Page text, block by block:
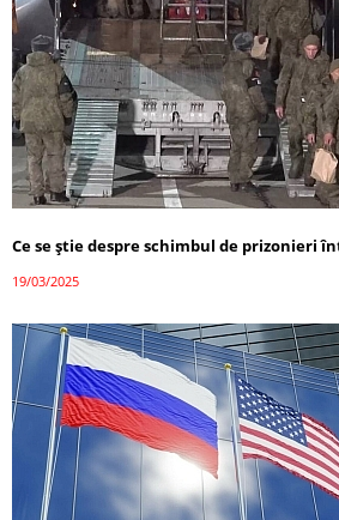
Ce se știe despre schimbul de prizonieri
19/03/2025